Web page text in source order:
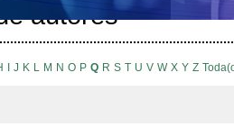
autores
J K L M N O P Q R S T U V W X Y Z